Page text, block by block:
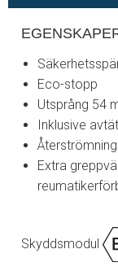
Eco-stopp
Utsprång 54
Inklusive
Extra
Skyddsmodul